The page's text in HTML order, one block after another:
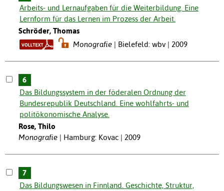
Arbeits- und Lernaufgaben für die Weiterbildung. Eine
Lernform für das Lernen im Prozess der Arbeit.
Schröder, Thomas
Monografie
Bielefeld: wbv | 2009
6
Das Bildungssystem in der föderalen Ordnung der
Bundesrepublik Deutschland. Eine wohlfahrts- und
politökonomische Analyse.
Rose, Thilo
Monografie
Hamburg: Kovac | 2009
7
Das Bildungswesen in Finnland. Geschichte, Struktur,